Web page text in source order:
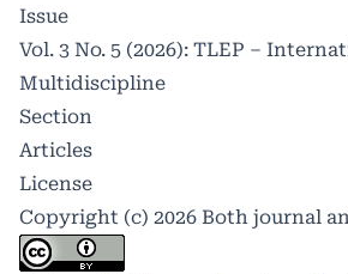
Issue
Vol. 3 No. 5 (2026): TLEP –
Multidiscipline
Section
Articles
License
Copyright (c) 2026 Both journal